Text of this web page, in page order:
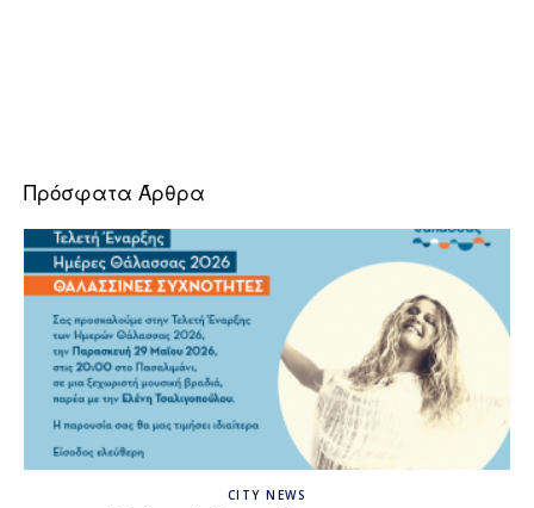
Πρόσφατα Άρθρα
CITY NEWS